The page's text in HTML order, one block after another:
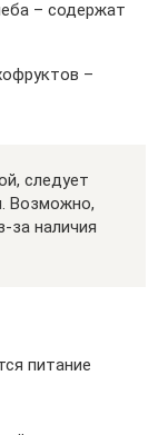
– содержат
–
следует
Возможно,
за наличия
питание